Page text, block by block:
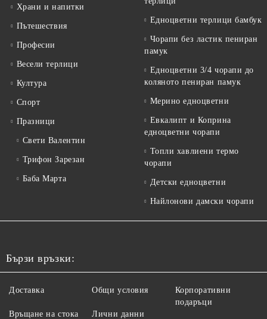
Храни и напитки
Пътешествия
Професии
Весели терлици
Култура
Спорт
Празници
Свети Валентин
Трифон Зарезан
Баба Марта
Едноцветни терлици бамбук
Чорапи без ластик пениран
памук
Едноцветни 3/4 чорапи до
коляното пениран памук
Мерино едноцветни
Евкалипт и Коприна
едноцветни чорапи
Топли хавлиени термо
чорапи
Детски едноцветни
Найлонови дамски чорапи
Бързи връзки:
Доставка
Връщане на стока
Общи условия
Лични данни
Корпоративни
подаръци